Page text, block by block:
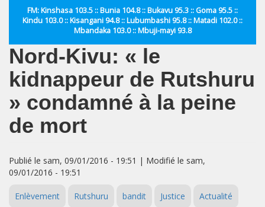
FM: Kinshasa 103.5 :: Bunia 104.8 :: Bukavu 95.3 :: Goma 95.5 ::
Kindu 103.0 :: Kisangani 94.8 :: Lubumbashi 95.8 :: Matadi 102.0 ::
Mbandaka 103.0 :: Mbuji-mayi 93.8
Nord-Kivu: « le
kidnappeur de Rutshuru
» condamné à la peine
de mort
Publié le sam, 09/01/2016 - 19:51 | Modifié le sam,
09/01/2016 - 19:51
Enlèvement Rutshuru bandit Justice Actualité